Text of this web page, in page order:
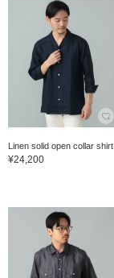
Linen solid open collar shirt
¥24,200